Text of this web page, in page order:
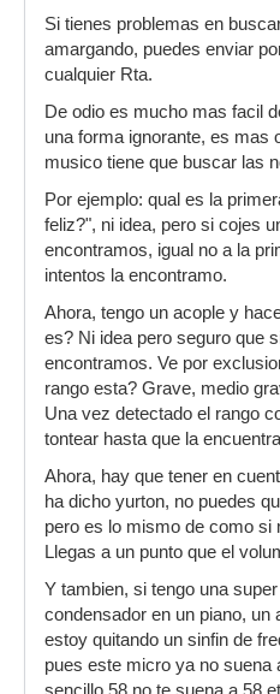
Si tienes problemas en
amargando, puedes enviar
cualquier Rta.
De odio es mucho mas facil
una forma ignorante, es mas
musico tiene que buscar las
Por ejemplo: qual es la
feliz?", ni idea, pero si cojes
encontramos, igual no a la
intentos la encontramo.
Ahora, tengo un acople y
es? Ni idea pero seguro que
encontramos. Ve por
rango esta? Grave, medio
Una vez detectado el rango
tontear hasta que la
Ahora, hay que tener en
ha dicho yurton, no puedes
pero es lo mismo de como si
Llegas a un punto que el
Y tambien, si tengo una
condensador en un piano, un
estoy quitando un sinfin de
pues este micro ya no suena